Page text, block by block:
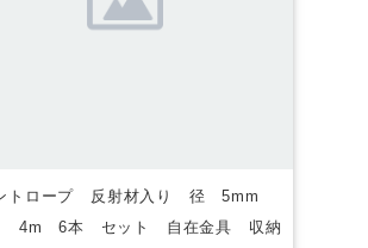
トロープ 反射材入り 径 5mm
4m 6本 セット 自在金具 収納